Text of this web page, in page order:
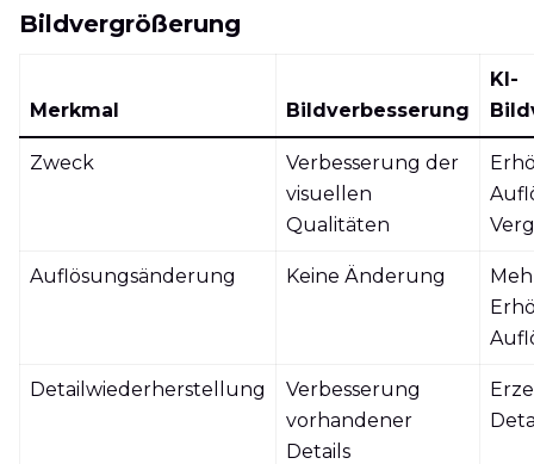
Bildvergrößerung
Merkmal Bildverbesserung
KI-
Zweck
Verbesserung der
visuellen
Qualitäten
Auflösungsänderung Keine Änderung
Detailwiederherstellung
Verbesserung
vorhandener
Details